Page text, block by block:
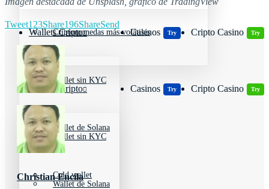
Wallets Cripto
Wallet sin KYC
Wallet de Solana
Cold wallet
Casinos Try Cripto Casino Try
Criptomonedas más volátiles
Wallets Cripto
Wallet sin KYC
Wallet de Solana
Casinos Try Cripto Casino Try
Tweet123Share196ShareSend
Christian Encila